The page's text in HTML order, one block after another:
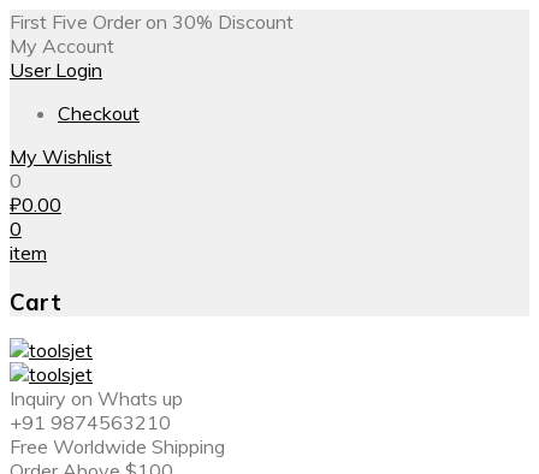
First Five Order on 30% Discount
My Account
User Login
Checkout
My Wishlist
0
₽0.00
0
item
Cart
Inquiry on Whats up
+91 9874563210
Free Worldwide Shipping